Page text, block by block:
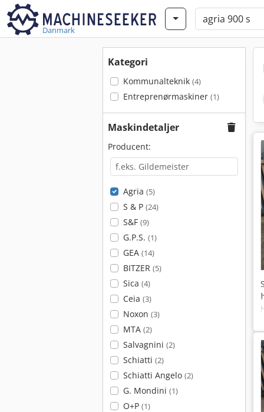
Danmark
Kategori
Kommunalteknik (4)
Entreprenørmaskiner (1)
Maskindetaljer
Producent:
Agria (5)
S & P (24)
S&F (9)
G.P.S. (1)
GEA (14)
BITZER (5)
Sica (4)
Ceia (3)
Noxon (3)
MTA (2)
Salvagnini (2)
Schiatti (2)
Schiatti Angelo (2)
G. Mondini (1)
O+P (1)